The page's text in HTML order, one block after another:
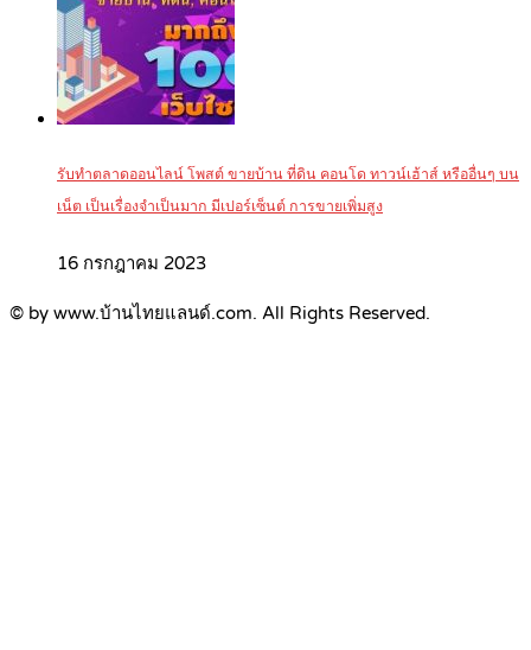
รับทำตลาดออนไลน์ โพสต์ ขายบ้าน ที่ดิน คอนโด ทาวน์เฮ้าส์ หรืออื่นๆ บน
เน็ต เป็นเรื่องจำเป็นมาก มีเปอร์เซ็นต์ การขายเพิ่มสูง
16 กรกฎาคม 2023
© by www.บ้านไทยแลนด์.com. All Rights Reserved.